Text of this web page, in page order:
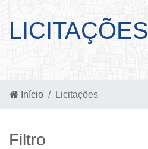
LICITAÇÕES
Início Licitações
Filtro